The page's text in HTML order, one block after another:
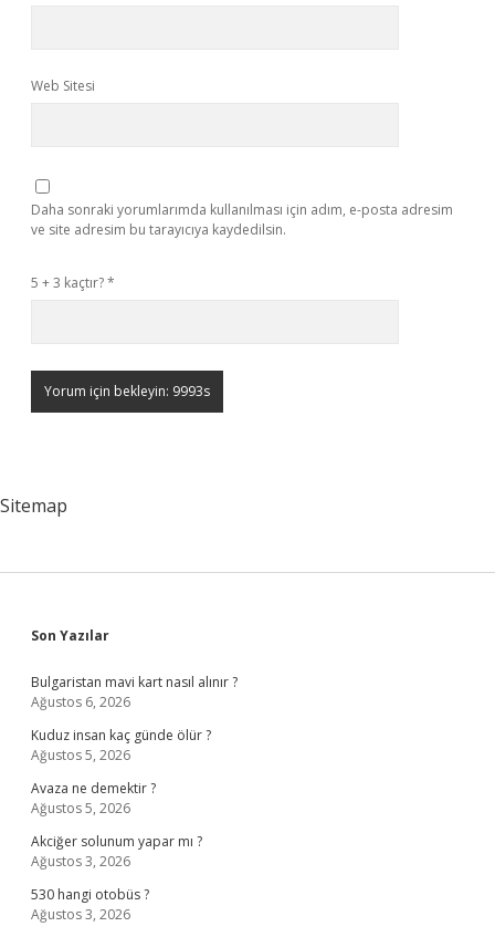
Web Sitesi
Daha sonraki yorumlarımda kullanılması için adım, e-posta adresim
ve site adresim bu tarayıcıya kaydedilsin.
5 + 3 kaçtır?*
Sitemap
Sidebar
Son Yazılar
Bulgaristan mavi kart nasıl alınır ?
Ağustos 6, 2026
Kuduz insan kaç günde ölür ?
Ağustos 5, 2026
Avaza ne demektir ?
Ağustos 5, 2026
Akciğer solunum yapar mı ?
Ağustos 3, 2026
530 hangi otobüs ?
Ağustos 3, 2026